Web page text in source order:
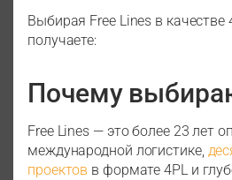
Выбирая Free Lines в качестве
получаете:
Почему
Free Lines — это более 23 лет
международной логистике,
проектов в формате 4PL и